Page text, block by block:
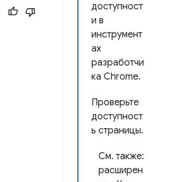
доступност
и в
инструмент
ах
разработчи
ка Chrome.
Проверьте
доступност
ь страницы.
См. также:
расширен